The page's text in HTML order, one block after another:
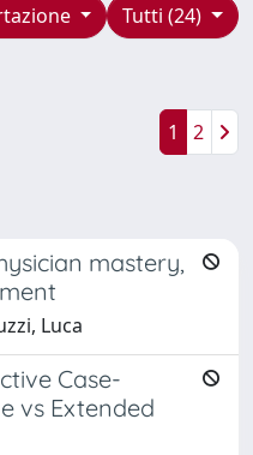
Tutti (24)
1 2
mastery,
Luca
Case-
vs Extended